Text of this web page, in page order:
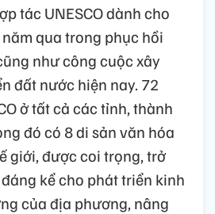
tác UNESCO dành cho
qua trong phục hồi
như công cuộc xây
đất nước hiện nay. 72
ở tất cả các tỉnh, thành
đó có 8 di sản văn hóa
giới, được coi trọng, trở
kể cho phát triển kinh
của địa phương, nâng